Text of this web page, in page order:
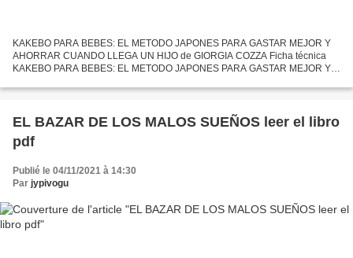
KAKEBO PARA BEBES: EL METODO JAPONES PARA GASTAR MEJOR Y
AHORRAR CUANDO LLEGA UN HIJO de GIORGIA COZZA Ficha técnica
KAKEBO PARA BEBES: EL METODO JAPONES PARA GASTAR MEJOR Y
páginas: 192 Idioma: CASTELLANO...
EL BAZAR DE LOS MALOS SUEÑOS leer el libro
pdf
Publié le 04/11/2021 à 14:30
Par jypivogu